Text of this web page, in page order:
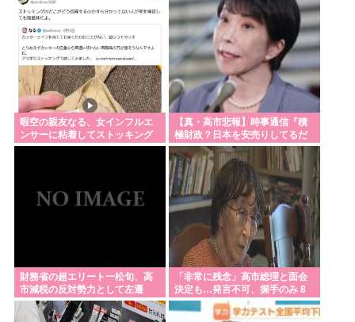
暇空の親友なる、女インフルエ
ンサーに粘着してストッキング
について語りだし嫌儲卿として
【真・高市悲報】時事通信『積
極財政？日本を安売りしてるだ
けだろうがよ！おぉん？ 』
財務省の超エリート一松旬、高
市減税の反対勢力として左遷
「非常に残念」高市総理と面会
決定も…発言不可、握手のみ 8
月9日長崎の被爆体験者「何のた
めに」